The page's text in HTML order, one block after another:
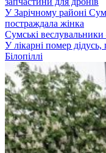
У Зарічному районі
постраждала жінка
Сумські
У лікарні помер
Білопіллі